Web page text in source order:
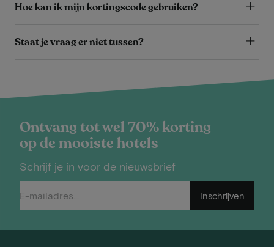
Hoe kan ik mijn kortingscode gebruiken?
Staat je vraag er niet tussen?
Ontvang tot wel 70% korting
op de mooiste hotels
Schrijf je in voor de nieuwsbrief
Inschrijven